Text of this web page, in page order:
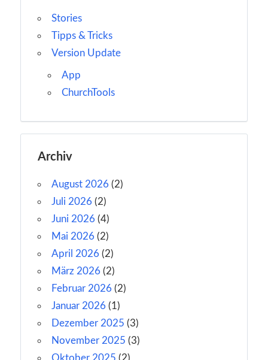
Stories
Tipps & Tricks
Version Update
App
ChurchTools
Archiv
August 2026 (2)
Juli 2026 (2)
Juni 2026 (4)
Mai 2026 (2)
April 2026 (2)
März 2026 (2)
Februar 2026 (2)
Januar 2026 (1)
Dezember 2025 (3)
November 2025 (3)
Oktober 2025 (2)